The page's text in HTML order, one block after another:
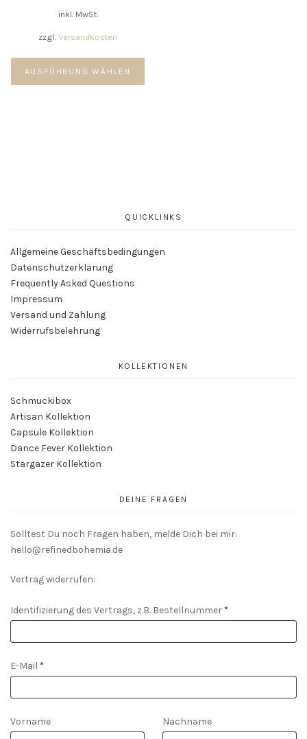
werden
inkl. MwSt.
zzgl. Versandkosten
AUSFÜHRUNG WÄHLEN
Dieses
weist
der
gewählt
QUICKLINKS
Allgemeine Geschäftsbedingungen
Datenschutzerklärung
Frequently Asked Questions
Impressum
Versand und Zahlung
Widerrufsbelehrung
KOLLEKTIONEN
Schmuckibox
Artisan Kollektion
Capsule Kollektion
Dance Fever Kollektion
Stargazer Kollektion
DEINE FRAGEN
Solltest Du noch Fragen haben, melde Dich bei mir:
hello@refinedbohemia.de
Vertrag widerrufen:
Identifizierung des Vertrags, z.B. Bestellnummer*
E-Mail *
E-
Vorname Nachname